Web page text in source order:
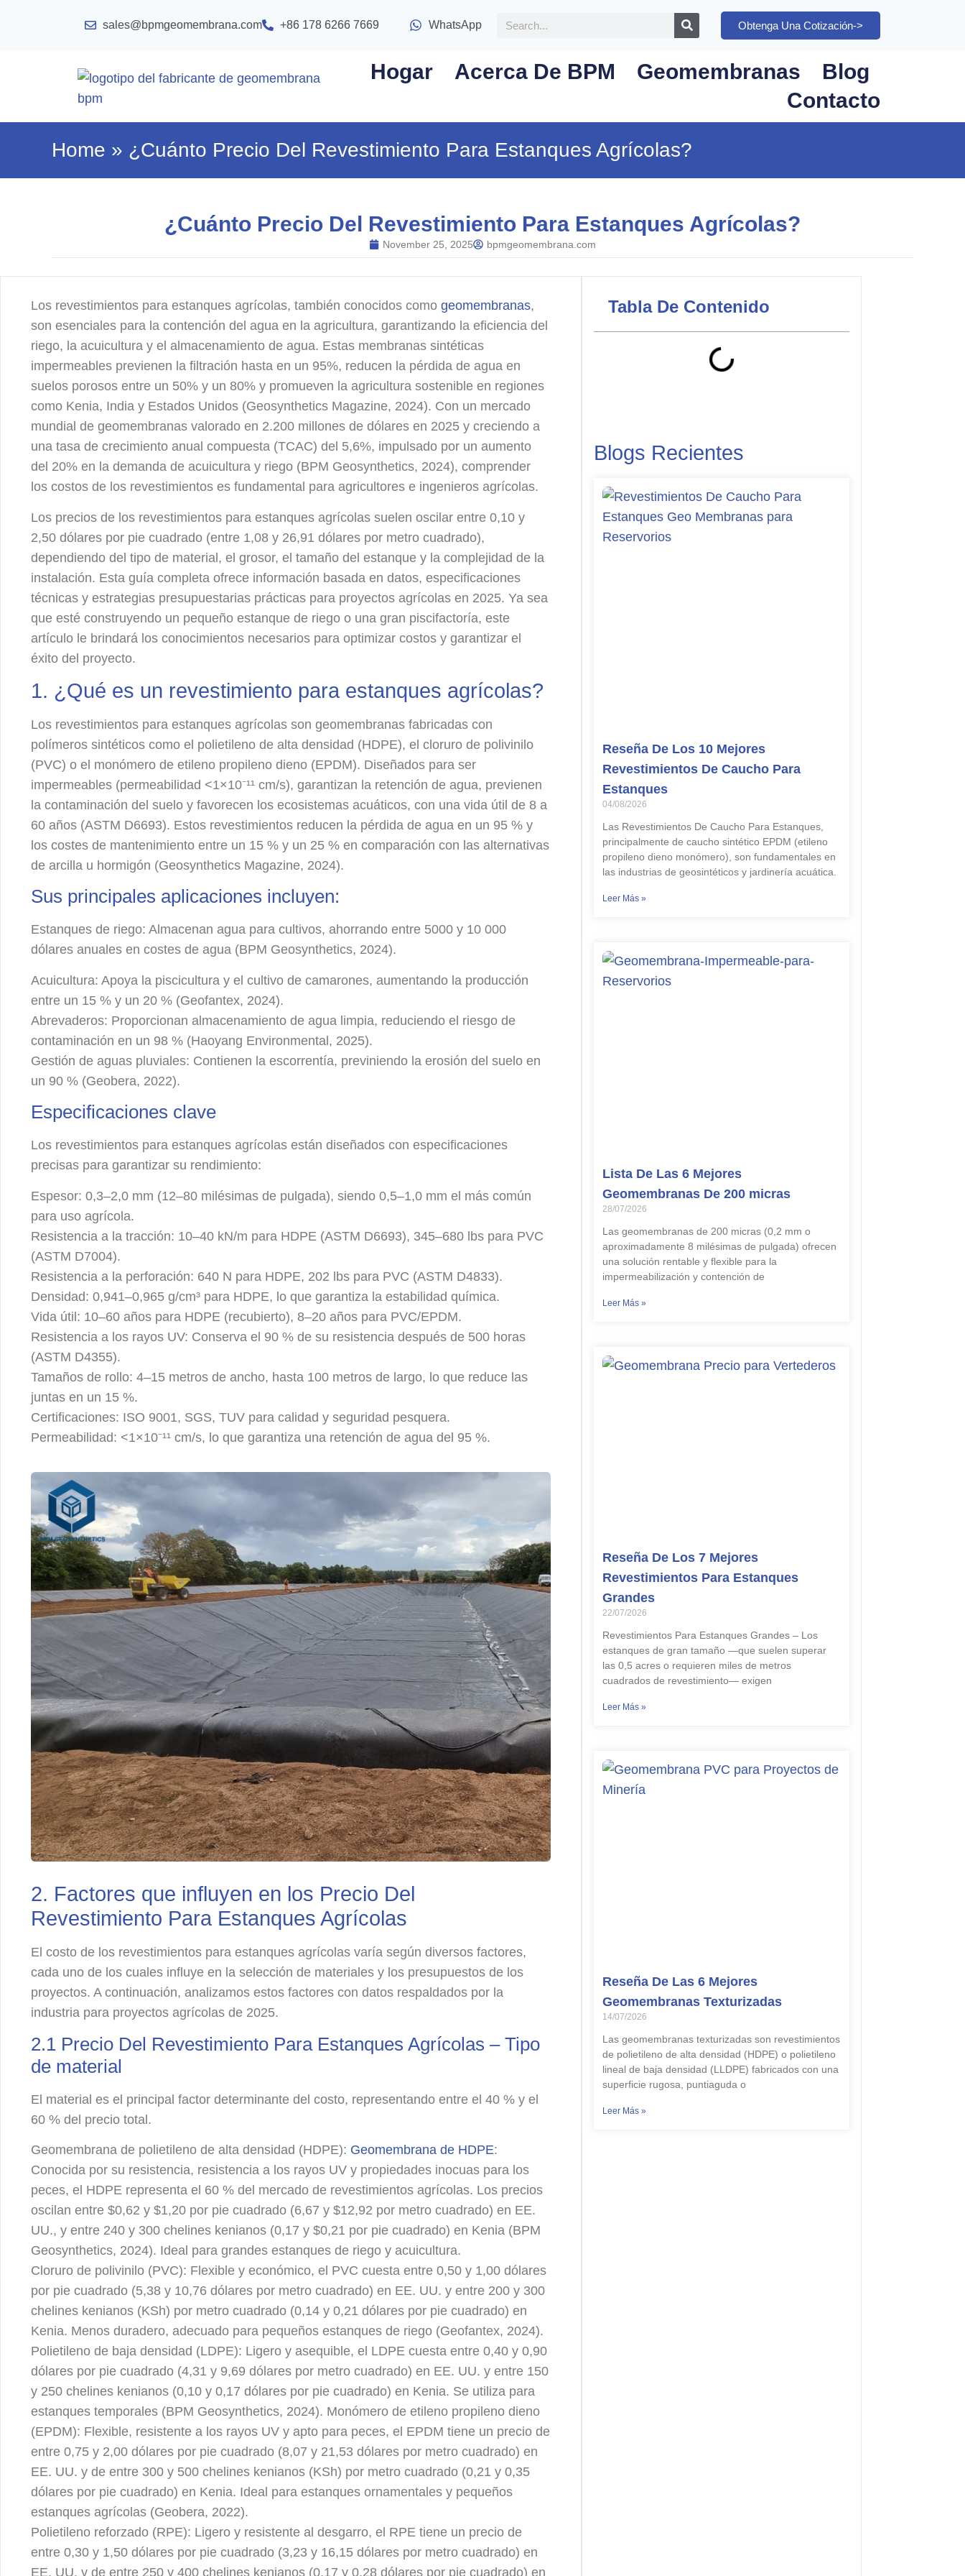
sales@bpmgeomembrana.com +86 178 6266 7669 WhatsApp Obtenga Una Cotización->
Hogar Acerca De BPM Geomembranas
Blog
Contacto
Home » ¿Cuánto Precio Del Revestimiento Para Estanques Agrícolas?
¿Cuánto Precio Del Revestimiento Para Estanques Agrícolas?
November 25, 2025 bpmgeomembrana.com
Los revestimientos para estanques agrícolas, también conocidos comogeomembranas,
son esenciales para la contención del agua en la agricultura, garantizando la eficiencia del
riego, la acuicultura y el almacenamiento de agua. Estas membranas sintéticas
impermeables previenen la filtración hasta en un 95%, reducen la pérdida de agua en
suelos porosos entre un 50% y un 80% y promueven la agricultura sostenible en regiones
como Kenia, India y Estados Unidos (Geosynthetics Magazine, 2024). Con un mercado
mundial de geomembranas valorado en 2.200 millones de dólares en 2025 y creciendo a
una tasa de crecimiento anual compuesta (TCAC) del 5,6%, impulsado por un aumento
del 20% en la demanda de acuicultura y riego (BPM Geosynthetics, 2024), comprender
los costos de los revestimientos es fundamental para agricultores e ingenieros agrícolas.
Los precios de los revestimientos para estanques agrícolas suelen oscilar entre 0,10 y
2,50 dólares por pie cuadrado (entre 1,08 y 26,91 dólares por metro cuadrado),
dependiendo del tipo de material, el grosor, el tamaño del estanque y la complejidad de la
instalación. Esta guía completa ofrece información basada en datos, especificaciones
técnicas y estrategias presupuestarias prácticas para proyectos agrícolas en 2025. Ya sea
que esté construyendo un pequeño estanque de riego o una gran piscifactoría, este
artículo le brindará los conocimientos necesarios para optimizar costos y garantizar el
éxito del proyecto.
1. ¿Qué es un revestimiento para estanques agrícolas?
Los revestimientos para estanques agrícolas son geomembranas fabricadas con
polímeros sintéticos como el polietileno de alta densidad (HDPE), el cloruro de polivinilo
(PVC) o el monómero de etileno propileno dieno (EPDM). Diseñados para ser
impermeables (permeabilidad <1×10⁻¹¹ cm/s), garantizan la retención de agua, previenen
la contaminación del suelo y favorecen los ecosistemas acuáticos, con una vida útil de 8 a
60 años (ASTM D6693). Estos revestimientos reducen la pérdida de agua en un 95 % y
los costes de mantenimiento entre un 15 % y un 25 % en comparación con las alternativas
de arcilla u hormigón (Geosynthetics Magazine, 2024).
Sus principales aplicaciones incluyen:
Estanques de riego: Almacenan agua para cultivos, ahorrando entre 5000 y 10 000
dólares anuales en costes de agua (BPM Geosynthetics, 2024).
Acuicultura: Apoya la piscicultura y el cultivo de camarones, aumentando la producción
entre un 15 % y un 20 % (Geofantex, 2024).
Abrevaderos: Proporcionan almacenamiento de agua limpia, reduciendo el riesgo de
contaminación en un 98 % (Haoyang Environmental, 2025).
Gestión de aguas pluviales: Contienen la escorrentía, previniendo la erosión del suelo en
un 90 % (Geobera, 2022).
Especificaciones clave
Los revestimientos para estanques agrícolas están diseñados con especificaciones
precisas para garantizar su rendimiento:
Espesor: 0,3–2,0 mm (12–80 milésimas de pulgada), siendo 0,5–1,0 mm el más común
para uso agrícola.
Resistencia a la tracción: 10–40 kN/m para HDPE (ASTM D6693), 345–680 lbs para PVC
(ASTM D7004).
Resistencia a la perforación: 640 N para HDPE, 202 lbs para PVC (ASTM D4833).
Densidad: 0,941–0,965 g/cm³ para HDPE, lo que garantiza la estabilidad química.
Vida útil: 10–60 años para HDPE (recubierto), 8–20 años para PVC/EPDM.
Resistencia a los rayos UV: Conserva el 90 % de su resistencia después de 500 horas
(ASTM D4355).
Tamaños de rollo: 4–15 metros de ancho, hasta 100 metros de largo, lo que reduce las
juntas en un 15 %.
Certificaciones: ISO 9001, SGS, TUV para calidad y seguridad pesquera.
Permeabilidad: <1×10⁻¹¹ cm/s, lo que garantiza una retención de agua del 95 %.
2. Factores que influyen en los Precio Del
Revestimiento Para Estanques Agrícolas
El costo de los revestimientos para estanques agrícolas varía según diversos factores,
cada uno de los cuales influye en la selección de materiales y los presupuestos de los
proyectos. A continuación, analizamos estos factores con datos respaldados por la
industria para proyectos agrícolas de 2025.
2.1 Precio Del Revestimiento Para Estanques Agrícolas – Tipo
de material
El material es el principal factor determinante del costo, representando entre el 40 % y el
60 % del precio total.
Geomembrana de polietileno de alta densidad (HDPE): Geomembrana de HDPE:
Conocida por su resistencia, resistencia a los rayos UV y propiedades inocuas para los
peces, el HDPE representa el 60 % del mercado de revestimientos agrícolas. Los precios
oscilan entre $0,62 y $1,20 por pie cuadrado (6,67 y $12,92 por metro cuadrado) en EE.
UU., y entre 240 y 300 chelines kenianos (0,17 y $0,21 por pie cuadrado) en Kenia (BPM
Geosynthetics, 2024). Ideal para grandes estanques de riego y acuicultura.
Cloruro de polivinilo (PVC): Flexible y económico, el PVC cuesta entre 0,50 y 1,00 dólares
por pie cuadrado (5,38 y 10,76 dólares por metro cuadrado) en EE. UU. y entre 200 y 300
chelines kenianos (KSh) por metro cuadrado (0,14 y 0,21 dólares por pie cuadrado) en
Kenia. Menos duradero, adecuado para pequeños estanques de riego (Geofantex, 2024).
Polietileno de baja densidad (LDPE): Ligero y asequible, el LDPE cuesta entre 0,40 y 0,90
dólares por pie cuadrado (4,31 y 9,69 dólares por metro cuadrado) en EE. UU. y entre 150
y 250 chelines kenianos (0,10 y 0,17 dólares por pie cuadrado) en Kenia. Se utiliza para
estanques temporales (BPM Geosynthetics, 2024). Monómero de etileno propileno dieno
(EPDM): Flexible, resistente a los rayos UV y apto para peces, el EPDM tiene un precio de
entre 0,75 y 2,00 dólares por pie cuadrado (8,07 y 21,53 dólares por metro cuadrado) en
EE. UU. y de entre 300 y 500 chelines kenianos (KSh) por metro cuadrado (0,21 y 0,35
dólares por pie cuadrado) en Kenia. Ideal para estanques ornamentales y pequeños
estanques agrícolas (Geobera, 2022).
Polietileno reforzado (RPE): Ligero y resistente al desgarro, el RPE tiene un precio de
entre 0,30 y 1,50 dólares por pie cuadrado (3,23 y 16,15 dólares por metro cuadrado) en
EE. UU. y de entre 250 y 400 chelines kenianos (0,17 y 0,28 dólares por pie cuadrado) en
Tabla De Contenido
Blogs Recientes
Reseña De Los 10 Mejores
Revestimientos De Caucho Para
Estanques
04/08/2026
Las Revestimientos De Caucho Para Estanques,
principalmente de caucho sintético EPDM (etileno
propileno dieno monómero), son fundamentales en
las industrias de geosintéticos y jardinería acuática.
Leer Más »
Lista De Las 6 Mejores
Geomembranas De 200 micras
28/07/2026
Las geomembranas de 200 micras (0,2 mm o
aproximadamente 8 milésimas de pulgada) ofrecen
una solución rentable y flexible para la
impermeabilización y contención de
Leer Más »
Reseña De Los 7 Mejores
Revestimientos Para Estanques
Grandes
22/07/2026
Revestimientos Para Estanques Grandes – Los
estanques de gran tamaño —que suelen superar
las 0,5 acres o requieren miles de metros
cuadrados de revestimiento— exigen
Leer Más »
Reseña De Las 6 Mejores
Geomembranas Texturizadas
14/07/2026
Las geomembranas texturizadas son revestimientos
de polietileno de alta densidad (HDPE) o polietileno
lineal de baja densidad (LLDPE) fabricados con una
superficie rugosa, puntiaguda o
Leer Más »